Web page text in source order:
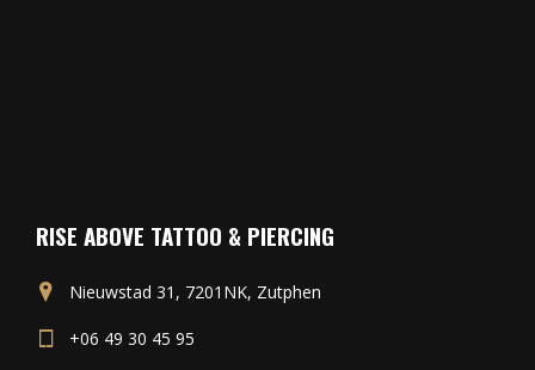
RISE ABOVE TATTOO & PIERCING
Nieuwstad 31, 7201NK, Zutphen
+06 49 30 45 95